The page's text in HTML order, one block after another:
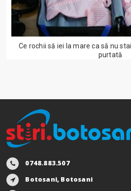
Ce rochii să iei la mare ca să nu
purtată
0748.883.507
Botosani, Botosani